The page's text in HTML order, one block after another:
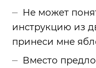
Не может
инструкцию из
принеси мне
Вместо